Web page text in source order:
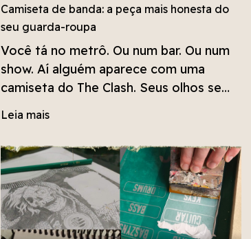
Camiseta de banda: a peça mais honesta do
seu guarda-roupa
Você tá no metrô. Ou num bar. Ou num
show. Aí alguém aparece com uma
camiseta do The Clash. Seus olhos se
encontram. Não precisa falar nada. Rola
invisível de "oi, eu também".
Leia mais